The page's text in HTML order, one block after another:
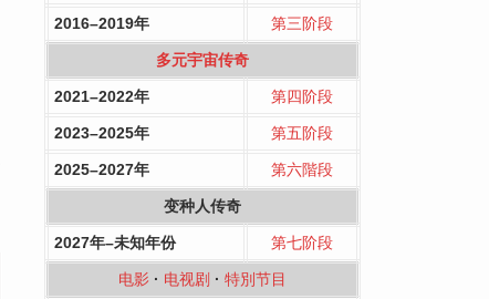
2016–2019年 第三阶段
多元宇宙传奇
2021–2022年 第四阶段
2023–2025年 第五阶段
2025–2027年 第六階段
变种人传奇
2027年–未知年份 第七阶段
电影 · 电视剧 · 特別节目